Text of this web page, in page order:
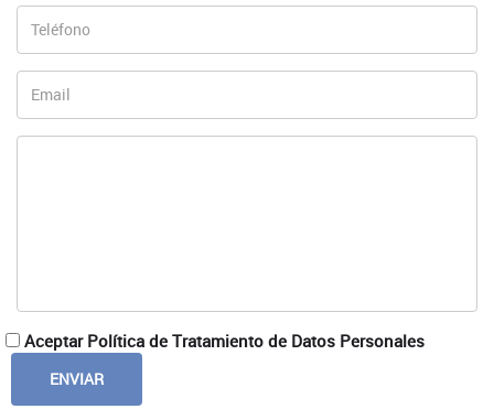
Aceptar Política de Tratamiento de Datos Personales